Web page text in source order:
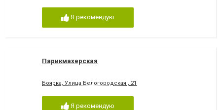
Я рекомендую
Парикмахерская
Боярка, Улица Белогородская , 21
Я рекомендую